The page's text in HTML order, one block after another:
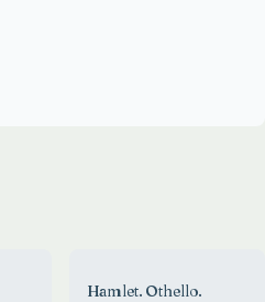
Hamlet. Othello.